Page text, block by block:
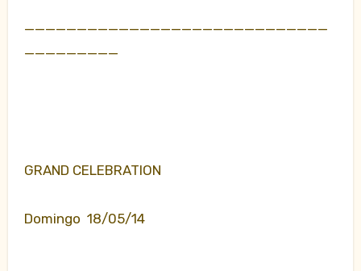
_____________________________
_________
GRAND CELEBRATION
Domingo 18/05/14